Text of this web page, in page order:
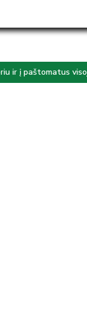
ir į paštomatus